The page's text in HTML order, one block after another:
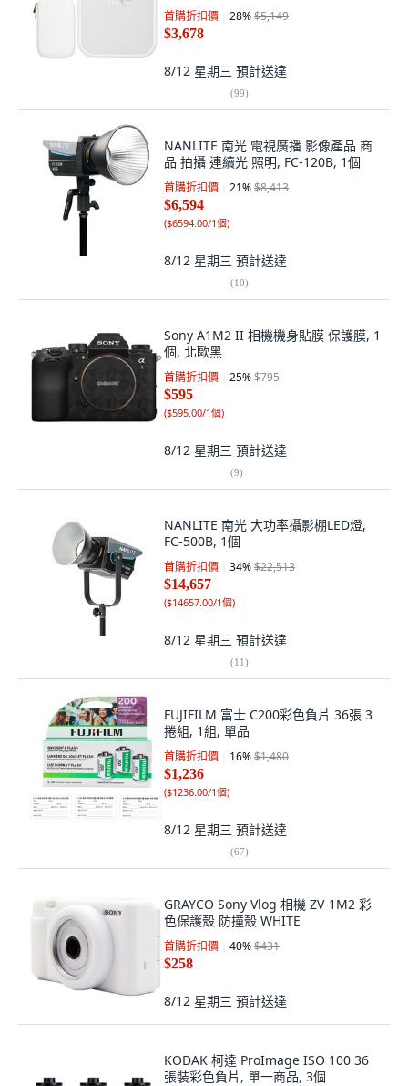
首購折扣價 28%$5,149
$3,678
8/12 星期三 預計送達
(99)
NANLITE 南光 電視廣播 影像產品 商
品 拍攝 連續光 照明, FC-120B, 1個
首購折扣價 21%$8,413
$6,594
($6594.00/1個)
8/12 星期三 預計送達
(10)
Sony A1M2 II 相機機身貼膜 保護膜, 1
個, 北歐黑
首購折扣價 25%$795
$595
($595.00/1個)
8/12 星期三 預計送達
(9)
NANLITE 南光 大功率攝影棚LED燈,
FC-500B, 1個
首購折扣價 34%$22,513
$14,657
($14657.00/1個)
8/12 星期三 預計送達
(11)
FUJIFILM 富士 C200彩色負片 36張 3
捲組, 1組, 單品
首購折扣價 16%$1,480
$1,236
($1236.00/1個)
8/12 星期三 預計送達
(67)
GRAYCO Sony Vlog 相機 ZV-1M2 彩
色保護殼 防撞殼 WHITE
首購折扣價 40%$431
$258
8/12 星期三 預計送達
KODAK 柯達 ProImage ISO 100 36
張裝彩色負片, 單一商品, 3個